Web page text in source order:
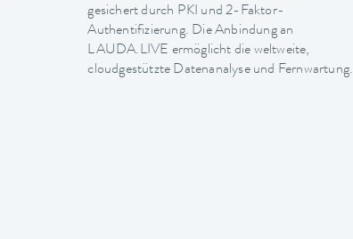
gesichert durch PKI und 2-Faktor-
Authentifizierung. Die Anbindung an
LAUDA.LIVE ermöglicht die weltweite,
cloudgestützte Datenanalyse und Fernwartung.